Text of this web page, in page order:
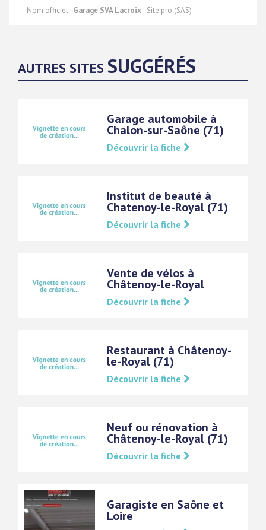
Nom officiel : Garage SVA Lacroix- Site pro (SAS)
AUTRES SITES SUGGÉRÉS
Garage automobile à
Chalon-sur-Saône (71)
Découvrir la fiche
Institut de beauté à
Chatenoy-le-Royal (71)
Découvrir la fiche
Vente de vélos à
Châtenoy-le-Royal
Découvrir la fiche
Restaurant à Châtenoy-
le-Royal (71)
Découvrir la fiche
Neuf ou rénovation à
Châtenoy-le-Royal (71)
Découvrir la fiche
Garagiste en Saône et
Loire